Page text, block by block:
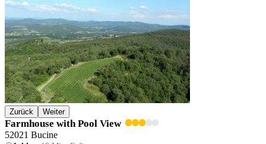
Zurück Weiter
Farmhouse with Pool View
52021 Bucine